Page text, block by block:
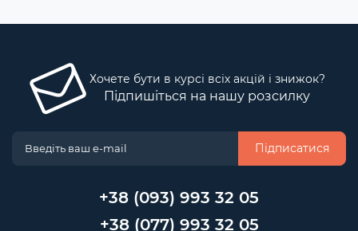
Хочете бути в курсі всіх акцій і знижок?
Підпишіться на нашу розсилку
Підписатися
+38 (093) 993 32 05
+38 (077) 993 32 05